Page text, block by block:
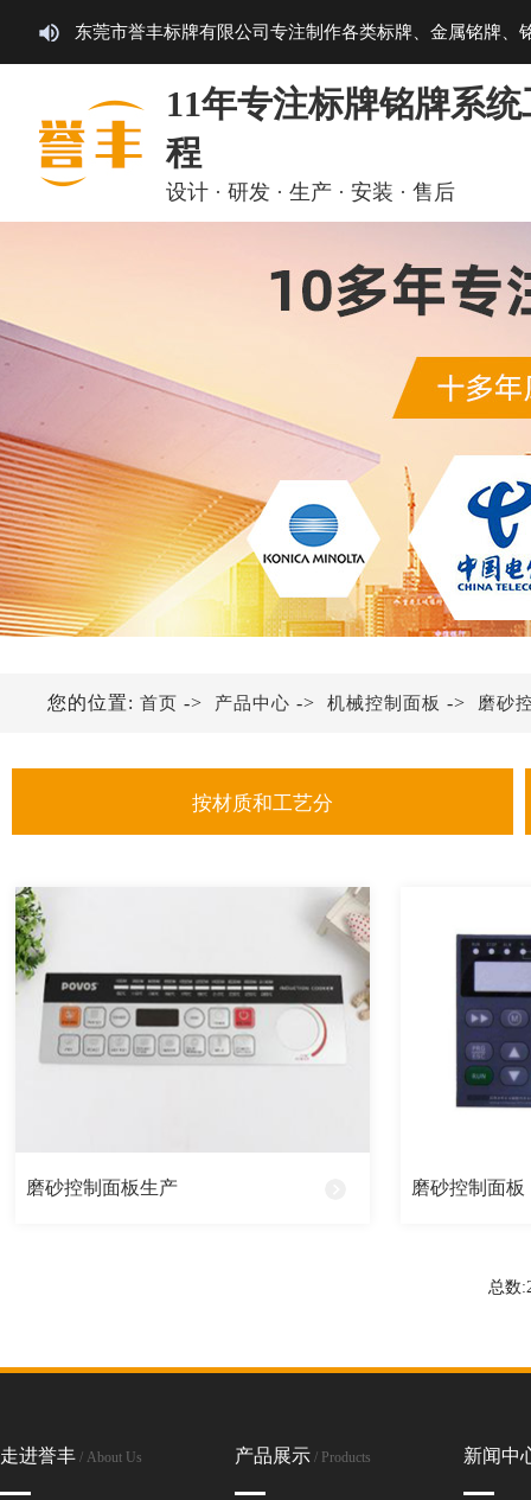
东莞市誉丰标牌有限公司专注制作各类标牌、金属铭牌、
11年专注标牌铭牌系统
程
设计 · 研发 · 生产 · 安装 · 售后
按材质和工艺分
铝铭牌
亚克力铭牌
UV铭牌
您的位置: 首页 -> 产品中心 -> 机械控制面板 -> 磨砂
磨砂控制面板生产 磨砂控制面板
总数
走进誉丰 / About Us 产品展示 / Products 新闻中